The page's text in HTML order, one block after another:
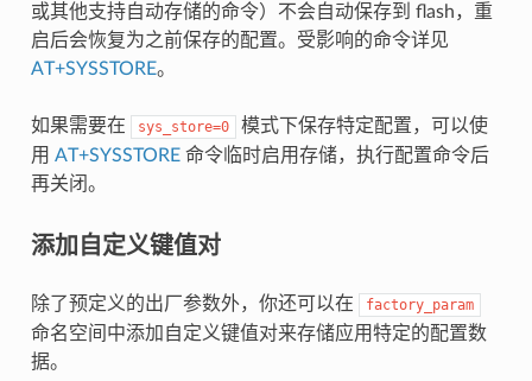
或其他支持自动存储的命令）不会自动保存到 flash，重
启后会恢复为之前保存的配置。受影响的命令详见
AT+SYSSTORE。
如果需要在 sys_store=0
模式下保存特定配置，可以使
用 AT+SYSSTORE命令临时启用存储，执行配置命令后
再关闭。
添加自定义键值对
除了预定义的出厂参数外，你还可以在 factory_param
命名空间中添加自定义键值对来存储应用特定的配置数
据。